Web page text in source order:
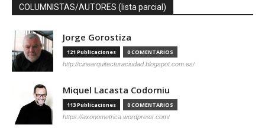
COLUMNISTAS/AUTORES (lista parcial)
Jorge Gorostiza
121 Publicaciones 0 COMENTARIOS
http://cinearquitecturaciudad.blogspot.com.es/
Miquel Lacasta Codorniu
113 Publicaciones 0 COMENTARIOS
https://axonometrica.wordpress.com/